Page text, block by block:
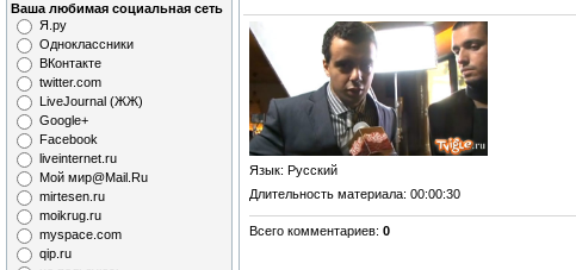
Ваша любимая социальная сеть
Я.ру
Одноклассники
ВКонтакте
twitter.com
LiveJournal (ЖЖ)
Google+
Facebook
liveinternet.ru
Мой мир@Mail.Ru
mirtesen.ru
moikrug.ru
myspace.com
qip.ru
Язык: Русский
Длительность материала: 00:00:30
Всего комментариев: 0